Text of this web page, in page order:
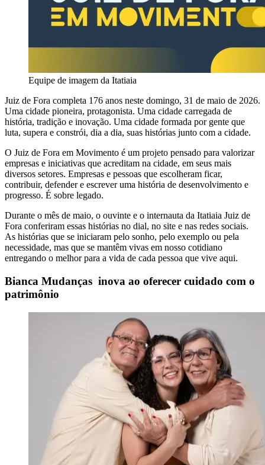
Equipe de imagem da Itatiaia
Juiz de Fora completa 176 anos neste domingo, 31 de maio de 2026.
Uma cidade pioneira, protagonista. Uma cidade carregada de
história, tradição e inovação. Uma cidade formada por gente que
luta, supera e constrói, dia a dia, suas histórias junto com a cidade.
O Juiz de Fora em Movimento é um projeto pensado para valorizar
empresas e iniciativas que acreditam na cidade, em seus mais
diversos setores. Empresas e pessoas que escolheram ficar,
contribuir, defender e escrever uma história de desenvolvimento e
progresso. É sobre legado.
Durante o mês de maio, o ouvinte e o internauta da Itatiaia Juiz de
Fora conferiram essas histórias no dial, no site e nas redes sociais.
As histórias que se iniciaram pelo sonho, pelo exemplo ou pela
necessidade, mas que se mantêm vivas em nosso cotidiano
entregando o melhor para a vida de cada pessoa que vive aqui.
Bianca Mudanças inova ao oferecer cuidado com o
patrimônio